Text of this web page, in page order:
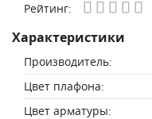
Рейтинг:
Характеристики
Производитель:
Цвет плафона:
Цвет арматуры: